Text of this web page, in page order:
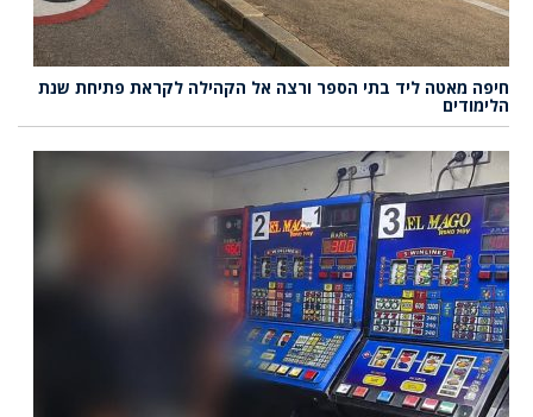
חיפה מאטה ליד בתי הספר ורצה אל הקהילה לקראת פתיחת שנת
הלימודים